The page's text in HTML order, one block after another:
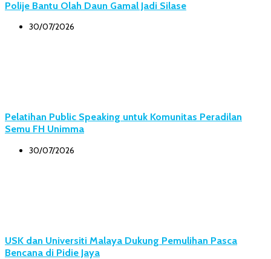
Polije Bantu Olah Daun Gamal Jadi Silase
30/07/2026
Pelatihan Public Speaking untuk Komunitas Peradilan
Semu FH Unimma
30/07/2026
USK dan Universiti Malaya Dukung Pemulihan Pasca
Bencana di Pidie Jaya